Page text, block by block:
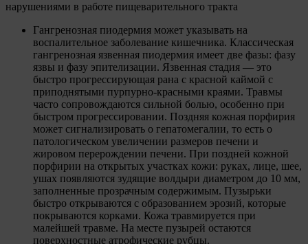
нарушениями в работе пищеварительного тракта
Гангренозная пиодермия может указывать на
воспалительное заболевание кишечника. Классическая
гангренозная язвенная пиодермия имеет две фазы: фазу
язвы и фазу эпителизации. Язвенная стадия — это
быстро прогрессирующая рана с красной каймой с
приподнятыми пурпурно-красными краями. Травмы
часто сопровождаются сильной болью, особенно при
быстром прогрессировании. Поздняя кожная порфирия
может сигнализировать о гепатомегалии, то есть о
патологическом увеличении размеров печени и
жировом перерождении печени. При поздней кожной
порфирии на открытых участках кожи: руках, лице, шее,
ушах появляются зудящие волдыри диаметром до 10 мм,
заполненные прозрачным содержимым. Пузырьки
быстро открываются с образованием эрозий, которые
покрываются корками. Кожа травмируется при
малейшей травме. На месте пузырей остаются
поверхностные атрофические рубцы.